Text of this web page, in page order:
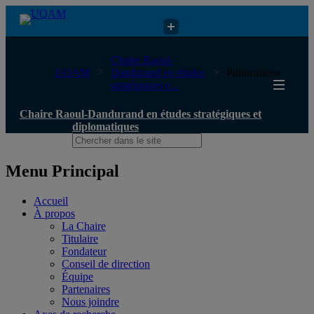
Chaire Raoul-Dandurand en études stratégiques et diplomatiques
UQAM
Chaire Raoul-
Dandurand en études
stratégiques e...
Publications
Chaire Raoul-Dandurand en études stratégiques et
diplomatiques
Menu Principal
Accueil
À propos
La Chaire
Titulaire
Fondateur
Conseil de direction
Équipe
Partenaires
Nous joindre